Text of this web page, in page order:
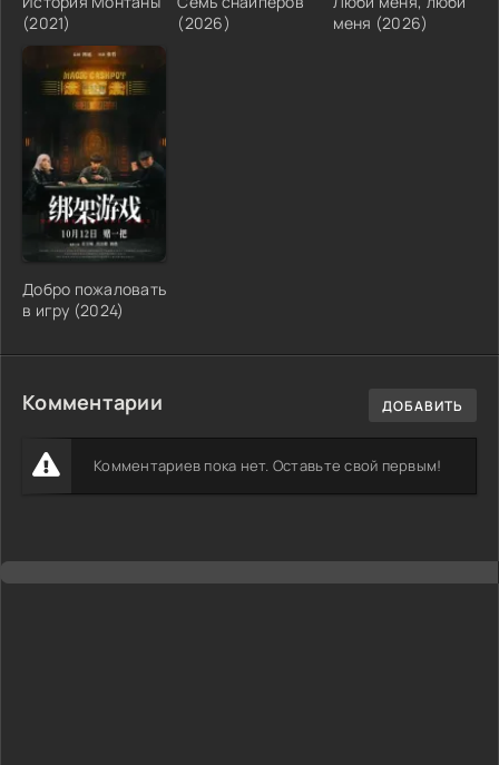
(2021)
(2026)
меня (2026)
Добро пожаловать
в игру (2024)
Комментарии ДОБАВИТЬ
Комментариев пока нет. Оставьте свой первым!